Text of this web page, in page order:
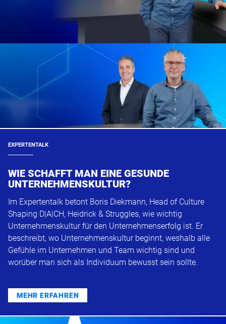
EXPERTENTALK
WIE SCHAFFT MAN EINE GESUNDE
UNTERNEHMENSKULTUR?
Im Expertentalk betont Boris Diekmann, Head of Culture
Shaping D|A|CH, Heidrick & Struggles, wie wichtig
Unternehmenskultur für den Unternehmenserfolg ist. Er
beschreibt, wo Unternehmenskultur beginnt, weshalb alle
Gefühle im Unternehmen und Team wichtig sind und
worüber man sich als Individuum bewusst sein sollte.
MEHR ERFAHREN